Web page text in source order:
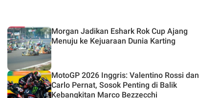
Bezzecchi
Morgan Jadikan Eshark Rok Cup Ajang
Menuju ke Kejuaraan Dunia Karting
MotoGP 2026 Inggris: Valentino Rossi dan
Carlo Pernat, Sosok Penting di Balik
Kebangkitan Marco Bezzecchi